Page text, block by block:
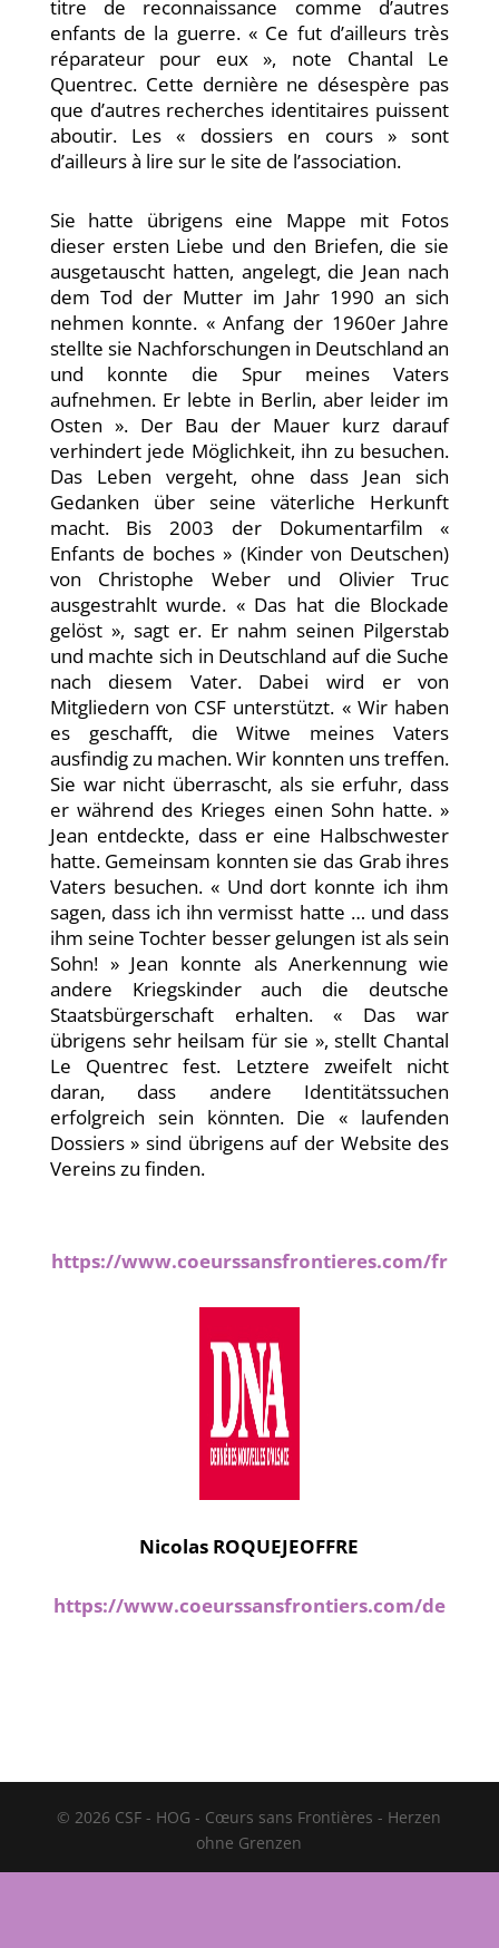
titre de reconnaissance comme d’autres
enfants de la guerre. « Ce fut d’ailleurs très
réparateur pour eux », note Chantal Le
Quentrec. Cette dernière ne désespère pas
que d’autres recherches identitaires puissent
aboutir. Les « dossiers en cours » sont
d’ailleurs à lire sur le site de l’association.
Sie hatte übrigens eine Mappe mit Fotos
dieser ersten Liebe und den Briefen, die sie
ausgetauscht hatten, angelegt, die Jean nach
dem Tod der Mutter im Jahr 1990 an sich
nehmen konnte. « Anfang der 1960er Jahre
stellte sie Nachforschungen in Deutschland an
und konnte die Spur meines Vaters
aufnehmen. Er lebte in Berlin, aber leider im
Osten ». Der Bau der Mauer kurz darauf
verhindert jede Möglichkeit, ihn zu besuchen.
Das Leben vergeht, ohne dass Jean sich
Gedanken über seine väterliche Herkunft
macht. Bis 2003 der Dokumentarfilm «
Enfants de boches » (Kinder von Deutschen)
von Christophe Weber und Olivier Truc
ausgestrahlt wurde. « Das hat die Blockade
gelöst », sagt er. Er nahm seinen Pilgerstab
und machte sich in Deutschland auf die Suche
nach diesem Vater. Dabei wird er von
Mitgliedern von CSF unterstützt. « Wir haben
es geschafft, die Witwe meines Vaters
ausfindig zu machen. Wir konnten uns treffen.
Sie war nicht überrascht, als sie erfuhr, dass
er während des Krieges einen Sohn hatte. »
Jean entdeckte, dass er eine Halbschwester
hatte. Gemeinsam konnten sie das Grab ihres
Vaters besuchen. « Und dort konnte ich ihm
sagen, dass ich ihn vermisst hatte … und dass
ihm seine Tochter besser gelungen ist als sein
Sohn! » Jean konnte als Anerkennung wie
andere Kriegskinder auch die deutsche
Staatsbürgerschaft erhalten. « Das war
übrigens sehr heilsam für sie », stellt Chantal
Le Quentrec fest. Letztere zweifelt nicht
daran, dass andere Identitätssuchen
erfolgreich sein könnten. Die « laufenden
Dossiers » sind übrigens auf der Website des
Vereins zu finden.
https://www.coeurssansfrontieres.com/fr
Nicolas ROQUEJEOFFRE
https://www.coeurssansfrontiers.com/de
© 2026 CSF - HOG - Cœurs sans Frontières - Herzen
ohne Grenzen